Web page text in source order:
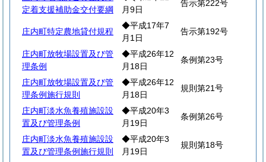
定着支援補助金交付要綱
月9日
告示第222号
庄内町特定農地貸付規程
◆平成17年7
月1日
告示第192号
庄内町放牧場設置及び管
理条例
◆平成26年12
月18日
条例第23号
庄内町放牧場設置及び管
理条例施行規則
◆平成26年12
月18日
規則第21号
庄内町淡水魚養殖施設設
置及び管理条例
◆平成20年3
月19日
条例第26号
庄内町淡水魚養殖施設設
置及び管理条例施行規則
◆平成20年3
月19日
規則第18号